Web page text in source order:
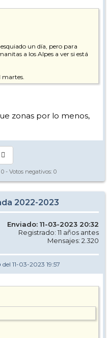
un día, pero para
a los Alpes a ver si está
martes.
zonas por lo menos,
0 - Votos negativos: 0
2022-2023
Enviado: 11-03-2023 20:32
Registrado: 11 años antes
Mensajes: 2.320
del 11-03-2023 19:57